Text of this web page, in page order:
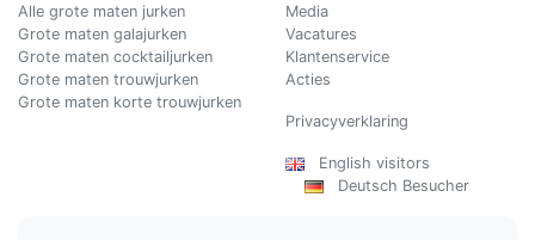
Alle grote maten jurken
Grote maten galajurken
Grote maten cocktailjurken
Grote maten trouwjurken
Grote maten korte trouwjurken
Media
Vacatures
Klantenservice
Acties
Privacyverklaring
English visitors
Deutsch Besucher